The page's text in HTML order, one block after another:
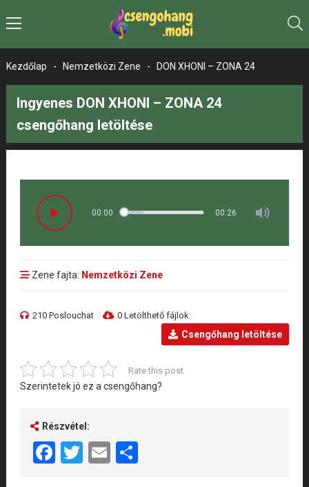
Kezdőlap - Nemzetközi Zene - DON XHONI – ZONA 24
Ingyenes DON XHONI – ZONA 24
csengőhang letöltése
00:00 00:26
Zene fajta: Nemzetközi Zene
210 Poslouchat 0 Letölthető fájlok
Csengőhang letöltése
Rate this post
Szerintetek jó ez a csengőhang?
Részvétel:
Facebook
Twitter
EmailShare